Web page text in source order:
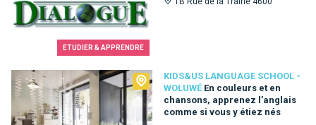
ETUDIER & APPRENDRE
KIDS&US LANGUAGE SCHOOL -
WOLUWÉ En couleurs et en
chansons, apprenez l’anglais
comme si vous y étiez nés
Kids&Us language school - Woluwé